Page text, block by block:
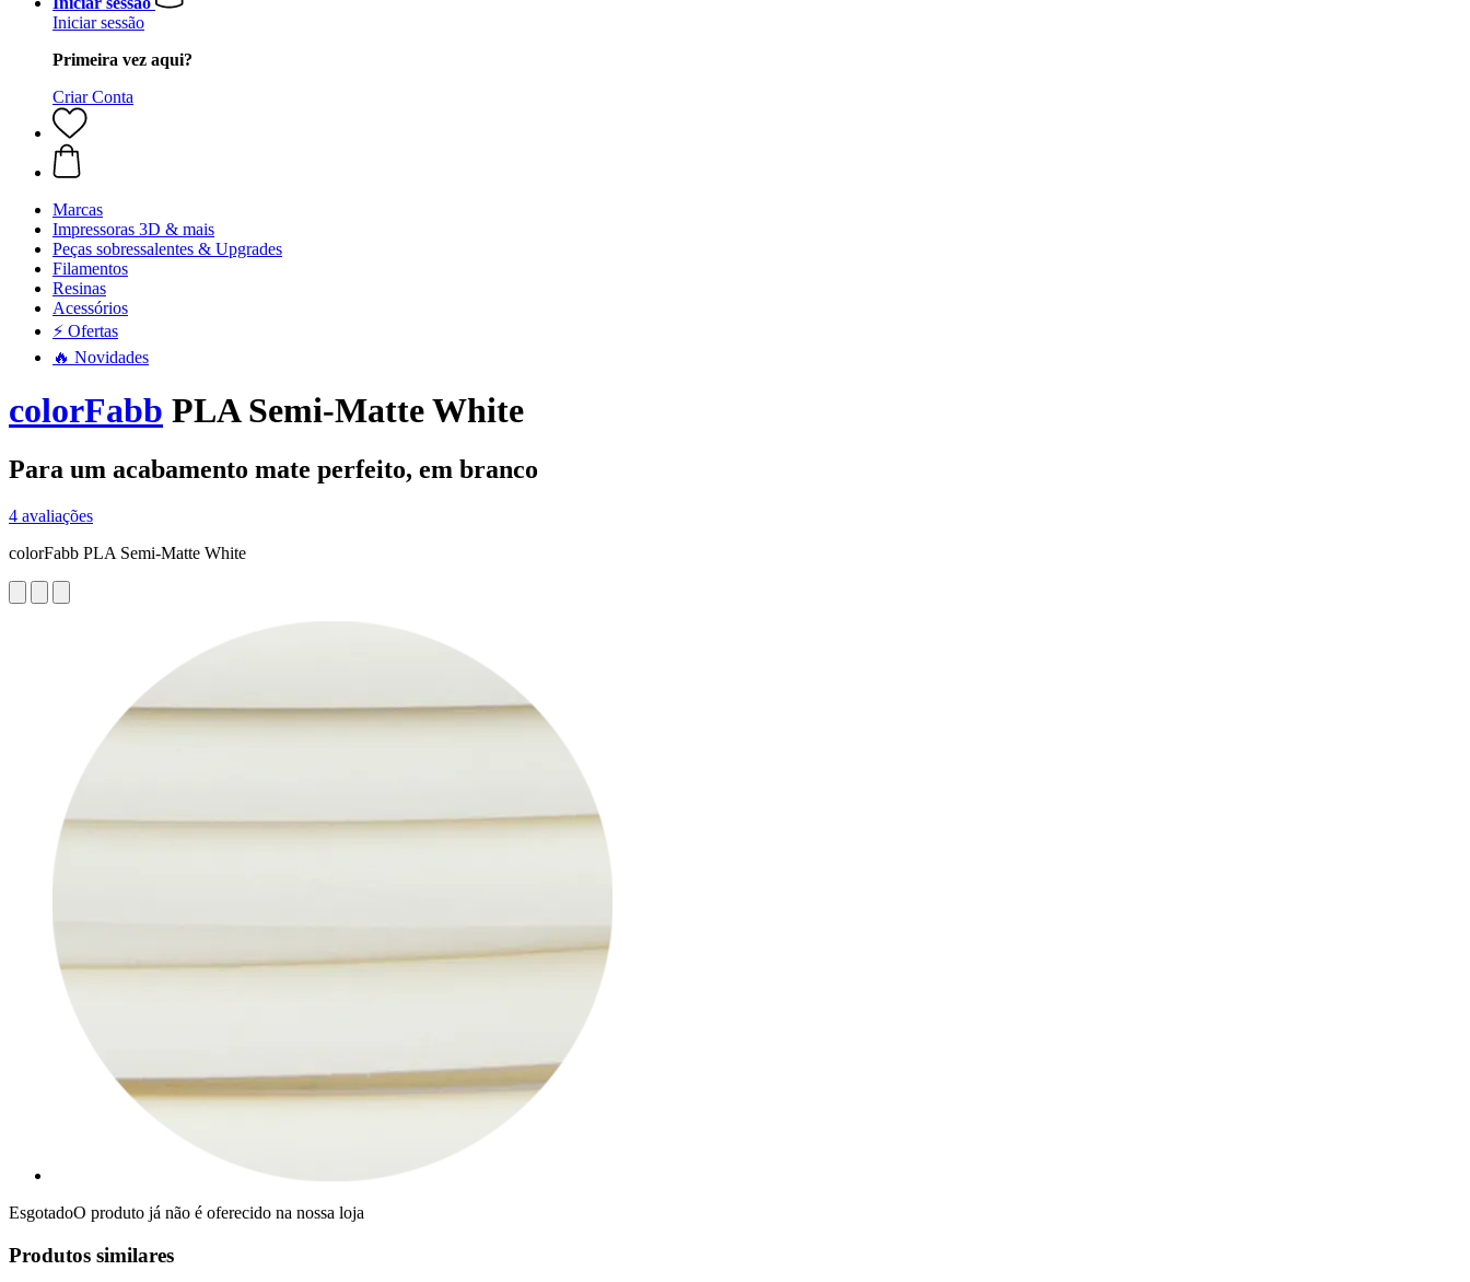
Iniciar sessão
Primeira vez aqui?
Criar Conta
Marcas
Impressoras 3D & mais
Peças sobressalentes & Upgrades
Filamentos
Resinas
Acessórios
⚡ Ofertas
🔥 Novidades
colorFabb PLA Semi-Matte White
Para um acabamento mate perfeito, em branco
4 avaliações
colorFabb PLA Semi-Matte White
EsgotadoO produto já não é oferecido na nossa loja
Produtos similares